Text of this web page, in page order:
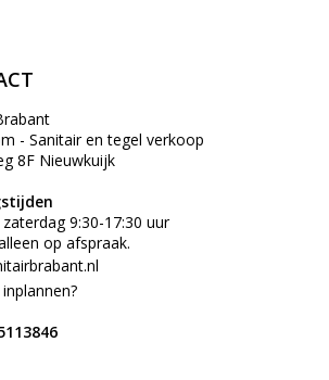
- Sanitair en tegel verkoop
8F Nieuwkuijk
9:30-17:30 uur
op afspraak.